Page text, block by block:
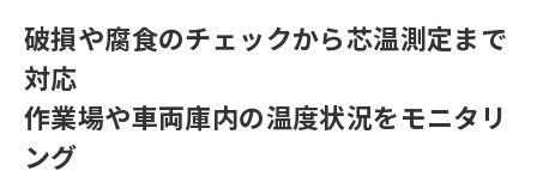
破損や腐食のチェックから芯温測定まで
対応
作業場や車両庫内の温度状況をモニタリ
ング